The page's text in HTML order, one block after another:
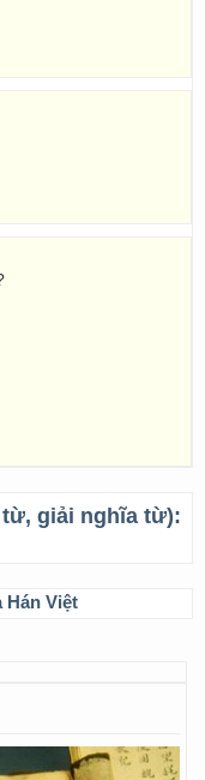
giải nghĩa từ):
Hán Việt